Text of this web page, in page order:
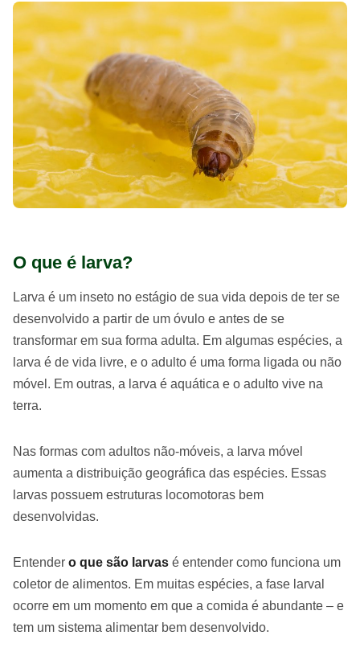
O que é larva?
Larva é um inseto no estágio de sua vida depois de ter se
desenvolvido a partir de um óvulo e antes de se
transformar em sua forma adulta. Em algumas espécies, a
larva é de vida livre, e o adulto é uma forma ligada ou não
móvel. Em outras, a larva é aquática e o adulto vive na
terra.
Nas formas com adultos não-móveis, a larva móvel
aumenta a distribuição geográfica das espécies. Essas
larvas possuem estruturas locomotoras bem
desenvolvidas.
Entender o que são larvas é entender como funciona um
coletor de alimentos. Em muitas espécies, a fase larval
ocorre em um momento em que a comida é abundante – e
tem um sistema alimentar bem desenvolvido.